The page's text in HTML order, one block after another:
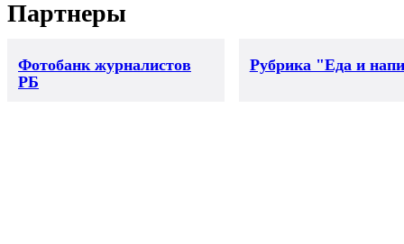
Партнеры
Фотобанк журналистов
РБ
Рубрика "Еда и